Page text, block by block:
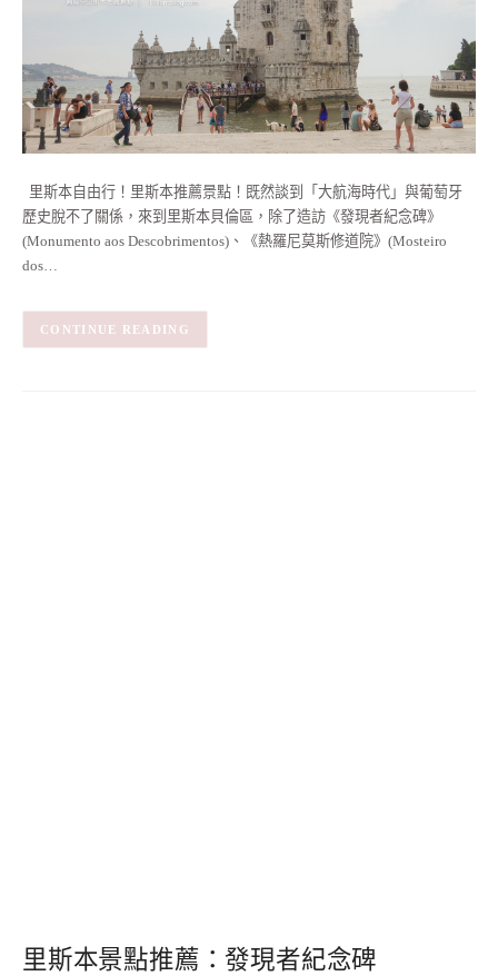
里斯本自由行！里斯本推薦景點！既然談到「大航海時代」與葡萄牙
歷史脫不了關係，來到里斯本貝倫區，除了造訪《發現者紀念碑》
(Monumento aos Descobrimentos)、《熱羅尼莫斯修道院》(Mosteiro
dos…
CONTINUE READING
里斯本景點推薦：發現者紀念碑